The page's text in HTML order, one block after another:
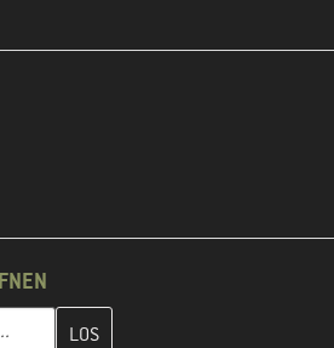
ein und erstelle im nächsten